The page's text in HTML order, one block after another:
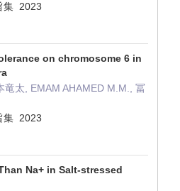
集 2023
on chromosome 6 in
竜太, EMAM AHAMED M.M., 冨
集 2023
Na+ in Salt-stressed